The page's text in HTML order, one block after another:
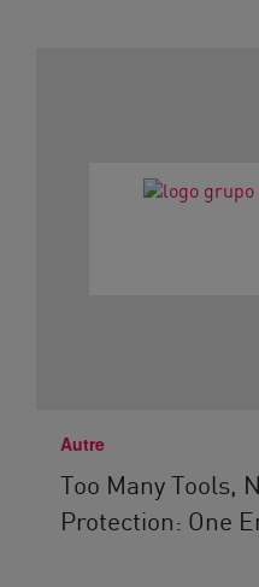
Autre
Too Many Tools,
Protection: One